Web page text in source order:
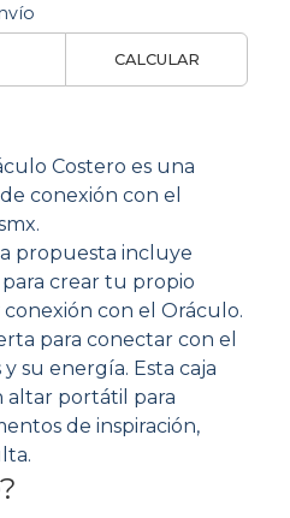
CALCULAR
Costero es una
conexión con el
propuesta incluye
crear tu propio
con el Oráculo.
para conectar con el
su energía. Esta caja
altar portátil para
de inspiración,